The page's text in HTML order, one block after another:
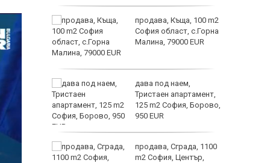
са
продава, Къща, 100 m2
София област, с.Горна
Малина, 79000 EUR
дава под наем,
Тристаен апартамент,
125 m2 София, Борово,
950 EUR
продава, Сграда, 1100
m2 София, Център,